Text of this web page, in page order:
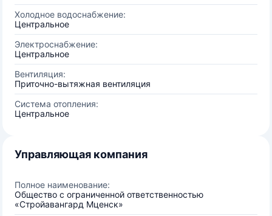
Холодное водоснабжение:
Центральное
Электроснабжение:
Центральное
Вентиляция:
Приточно-вытяжная вентиляция
Система отопления:
Центральное
Управляющая компания
Полное наименование:
Общество с ограниченной ответственностью
«Стройавангард Мценск»